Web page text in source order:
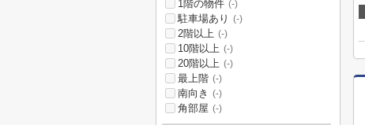
1階の物件 (-)
駐車場あり (-)
2階以上 (-)
10階以上 (-)
20階以上 (-)
最上階 (-)
南向き (-)
角部屋 (-)